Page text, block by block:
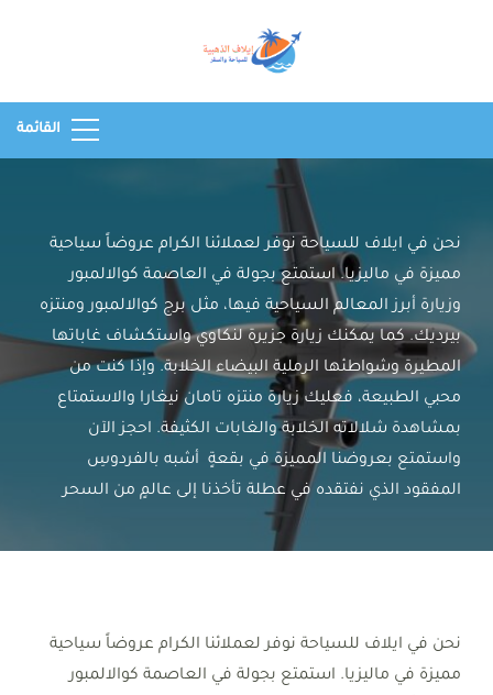
واستخراج تأشيرات
للسعوديين رحلات سياحية
الأسعار في السعودية للسياحة
رحلات شهر العسل
القائمة
نحن في ايلاف للسياحة نوفر لعملائنا الكرام عروضاً سياحية
مميزة في ماليزيا. استمتع بجولة في العاصمة كوالالمبور
وزيارة أبرز المعالم السياحية فيها، مثل برج كوالالمبور ومنتزه
بيرديك. كما يمكنك زيارة جزيرة لنكاوي واستكشاف غاباتها
المطيرة وشواطئها الرملية البيضاء الخلابة. وإذا كنت من
محبي الطبيعة، فعليك زيارة منتزه تامان نيغارا والاستمتاع
بمشاهدة شلالاته الخلابة والغابات الكثيفة. احجز الآن
واستمتع بعروضنا المميزة في بقعةٍ أشبه بالفردوسِ
المفقود الذي نفتقده في عطلة تأخذنا إلى عالمٍ من السحر
نحن في ايلاف للسياحة نوفر لعملائنا الكرام عروضاً سياحية
مميزة في ماليزيا. استمتع بجولة في العاصمة كوالالمبور